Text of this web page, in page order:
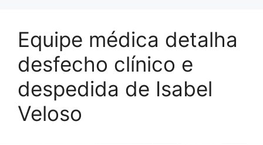
Equipe médica detalha
desfecho clínico e
despedida de Isabel
Veloso